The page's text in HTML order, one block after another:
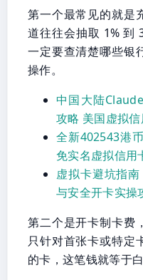
第一个最常见的就是
道往往会抽取 1% 到
一定要查清楚哪些银
操作。
中国大陆
攻略 美国虚拟
全新402543港
免实名虚拟信用
虚拟卡避坑指
与安全开卡实操
第二个是开卡制卡费
只针对首张卡或特定
的卡，这笔钱就等于白